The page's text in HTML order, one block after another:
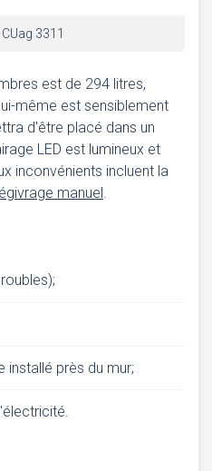
3311
est de 294 litres,
même est sensiblement
d'être placé dans un
LED est lumineux et
inconvénients incluent la
manuel .
installé près du mur;